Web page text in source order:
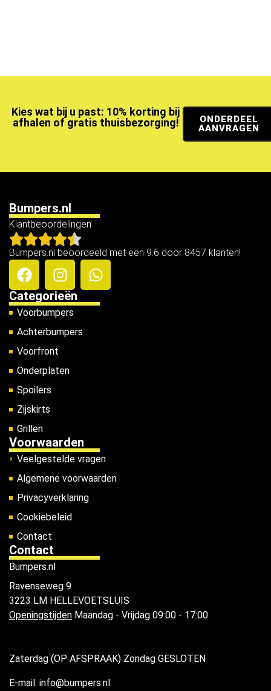
Kies wat bij u past: 10% korting bij
afhalen of gratis thuisbezorging!
ONDERDEEL
AANVRAGEN
Bumpers.nl
Klantbeoordelingen
Bumpers.nl beoordeeld met een 9.6 door 8457 klanten!
Categorieën
Voorbumpers
Achterbumpers
Voorfront
Onderplaten
Spoilers
Zijskirts
Grillen
Voorwaarden
Veelgestelde vragen
Algemene voorwaarden
Privacyverklaring
Cookiebeleid
Contact
Contact
Bumpers.nl
Ravenseweg 9
3223 LM HELLEVOETSLUIS
Openingstijden Maandag - Vrijdag 09:00 - 17:00
Zaterdag (OP AFSPRAAK) Zondag GESLOTEN
E-mail: info@bumpers.nl